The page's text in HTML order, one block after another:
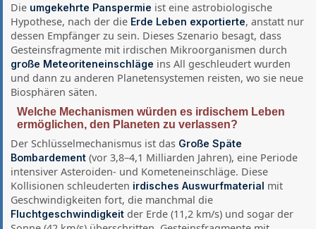
Die umgekehrte Panspermie ist eine astrobiologische
Hypothese, nach der die Erde Leben exportierte, anstatt nur
dessen Empfänger zu sein. Dieses Szenario besagt, dass
Gesteinsfragmente mit irdischen Mikroorganismen durch
große Meteoriteneinschläge ins All geschleudert wurden
und dann zu anderen Planetensystemen reisten, wo sie neue
Biosphären säten.
Welche Mechanismen würden es irdischem Leben
ermöglichen, den Planeten zu verlassen?
Der Schlüsselmechanismus ist das Große Späte
Bombardement (vor 3,8–4,1 Milliarden Jahren), eine Periode
intensiver Asteroiden- und Kometeneinschläge. Diese
Kollisionen schleuderten irdisches Auswurfmaterial mit
Geschwindigkeiten fort, die manchmal die
Fluchtgeschwindigkeit der Erde (11,2 km/s) und sogar der